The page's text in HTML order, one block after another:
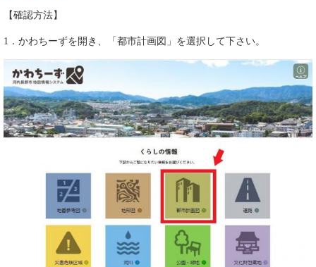
【確認方法】
1．かわちーずを開き、「都市計画図」を選択して下さい。